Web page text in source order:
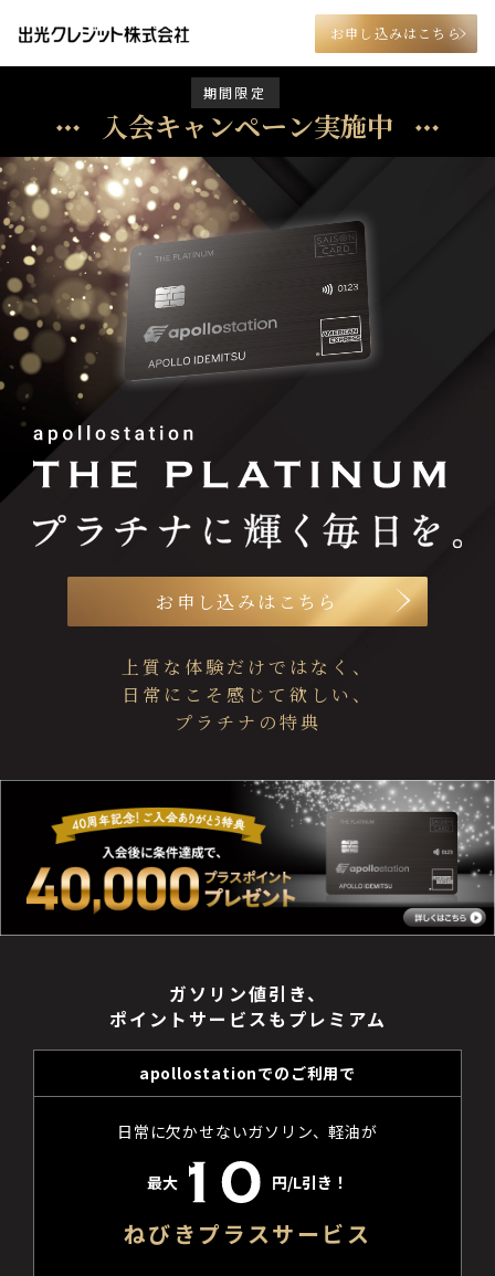
お申し込みはこちら
期間限定
入会キャンペーン実施中
お申し込みはこちら
上質な体験だけではなく、
日常にこそ感じて欲しい、
プラチナの特典
ガソリン値引き、
ポイントサービスもプレミアム
apollostationでのご利用で
日常に欠かせないガソリン、軽油が
最大 円/L引き！
ねびきプラスサービス